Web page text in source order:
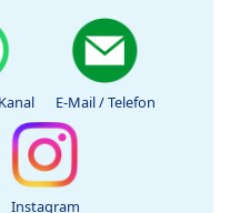
E-Mail / Telefon
Instagram